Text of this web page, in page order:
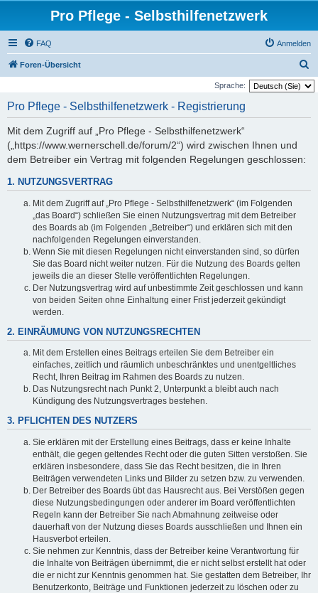
Pro Pflege - Selbsthilfenetzwerk
FAQ Anmelden
Foren-Übersicht
u
Sprache:
Pro Pflege - Selbsthilfenetzwerk - Registrierung
Mit dem Zugriff auf „Pro Pflege - Selbsthilfenetzwerk“
(„https://www.wernerschell.de/forum/2“) wird zwischen Ihnen und
dem Betreiber ein Vertrag mit folgenden Regelungen geschlossen:
1. NUTZUNGSVERTRAG
Mit dem Zugriff auf „Pro Pflege - Selbsthilfenetzwerk“ (im Folgenden
„das Board“) schließen Sie einen Nutzungsvertrag mit dem Betreiber
des Boards ab (im Folgenden „Betreiber“) und erklären sich mit den
nachfolgenden Regelungen einverstanden.
Wenn Sie mit diesen Regelungen nicht einverstanden sind, so dürfen
Sie das Board nicht weiter nutzen. Für die Nutzung des Boards gelten
jeweils die an dieser Stelle veröffentlichten Regelungen.
Der Nutzungsvertrag wird auf unbestimmte Zeit geschlossen und kann
von beiden Seiten ohne Einhaltung einer Frist jederzeit gekündigt
werden.
2. EINRÄUMUNG VON NUTZUNGSRECHTEN
Mit dem Erstellen eines Beitrags erteilen Sie dem Betreiber ein
einfaches, zeitlich und räumlich unbeschränktes und unentgeltliches
Recht, Ihren Beitrag im Rahmen des Boards zu nutzen.
Das Nutzungsrecht nach Punkt 2, Unterpunkt a bleibt auch nach
Kündigung des Nutzungsvertrages bestehen.
3. PFLICHTEN DES NUTZERS
Sie erklären mit der Erstellung eines Beitrags, dass er keine Inhalte
enthält, die gegen geltendes Recht oder die guten Sitten verstoßen. Sie
erklären insbesondere, dass Sie das Recht besitzen, die in Ihren
Beiträgen verwendeten Links und Bilder zu setzen bzw. zu verwenden.
Der Betreiber des Boards übt das Hausrecht aus. Bei Verstößen gegen
diese Nutzungsbedingungen oder anderer im Board veröffentlichten
Regeln kann der Betreiber Sie nach Abmahnung zeitweise oder
dauerhaft von der Nutzung dieses Boards ausschließen und Ihnen ein
Hausverbot erteilen.
Sie nehmen zur Kenntnis, dass der Betreiber keine Verantwortung für
die Inhalte von Beiträgen übernimmt, die er nicht selbst erstellt hat oder
die er nicht zur Kenntnis genommen hat. Sie gestatten dem Betreiber, Ihr
Benutzerkonto, Beiträge und Funktionen jederzeit zu löschen oder zu